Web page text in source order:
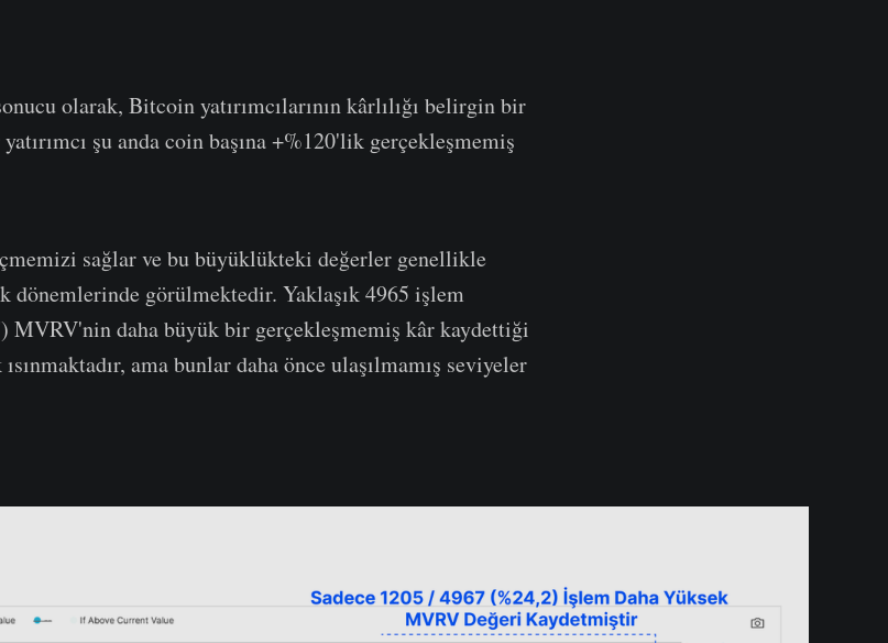
olarak, Bitcoin yatırımcılarının kârlılığı belirgin bir
şu anda coin başına +%120'lik gerçekleşmemiş
sağlar ve bu büyüklükteki değerler genellikle
dönemlerinde görülmektedir. Yaklaşık 4965 işlem
MVRV'nin daha büyük bir gerçekleşmemiş kâr kaydettiği
ama bunlar daha önce ulaşılmamış seviyeler